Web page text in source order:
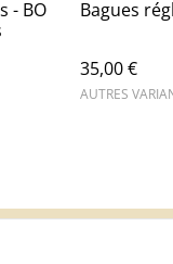
- BO
Bagues
35,00 €
AUTRES